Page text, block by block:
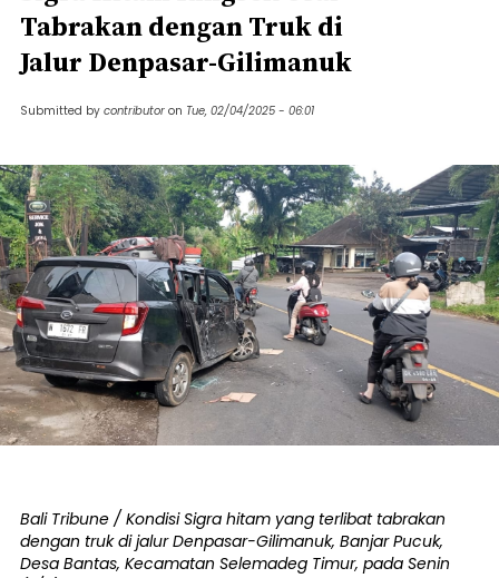
Tabrakan dengan Truk di
Jalur Denpasar-Gilimanuk
Submitted by contributor on Tue, 02/04/2025 - 06:01
Bali Tribune / Kondisi Sigra hitam yang terlibat tabrakan
dengan truk di jalur Denpasar-Gilimanuk, Banjar Pucuk,
Desa Bantas, Kecamatan Selemadeg Timur, pada Senin